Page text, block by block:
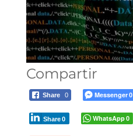
Compartir
Share 0 Messenger0
Share0 WhatsApp0